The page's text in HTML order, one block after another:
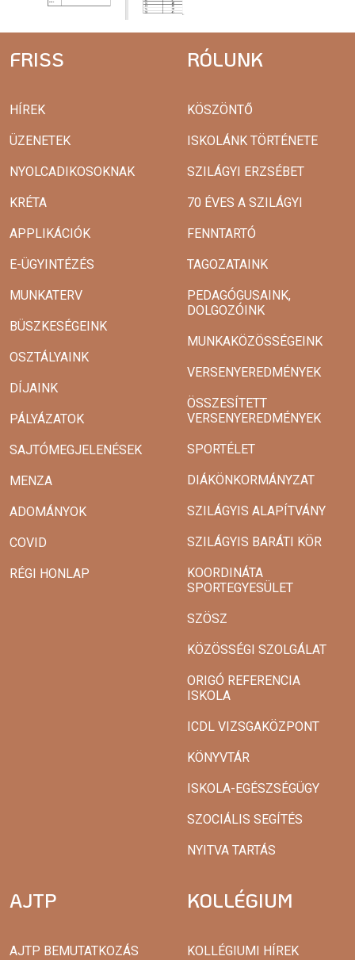
FRISS
HÍREK
ÜZENETEK
NYOLCADIKOSOKNAK
KRÉTA
APPLIKÁCIÓK
E-ÜGYINTÉZÉS
MUNKATERV
BÜSZKESÉGEINK
OSZTÁLYAINK
DÍJAINK
PÁLYÁZATOK
SAJTÓMEGJELENÉSEK
MENZA
ADOMÁNYOK
COVID
RÉGI HONLAP
RÓLUNK
KÖSZÖNTŐ
ISKOLÁNK TÖRTÉNETE
SZILÁGYI ERZSÉBET
70 ÉVES A SZILÁGYI
FENNTARTÓ
TAGOZATAINK
PEDAGÓGUSAINK,
DOLGOZÓINK
MUNKAKÖZÖSSÉGEINK
VERSENYEREDMÉNYEK
ÖSSZESÍTETT
VERSENYEREDMÉNYEK
SPORTÉLET
DIÁKÖNKORMÁNYZAT
SZILÁGYIS ALAPÍTVÁNY
SZILÁGYIS BARÁTI KÖR
KOORDINÁTA
SPORTEGYESÜLET
SZÖSZ
KÖZÖSSÉGI SZOLGÁLAT
ORIGÓ REFERENCIA
ISKOLA
ICDL VIZSGAKÖZPONT
KÖNYVTÁR
ISKOLA-EGÉSZSÉGÜGY
SZOCIÁLIS SEGÍTÉS
NYITVA TARTÁS
AJTP
AJTP BEMUTATKOZÁS
KOLLÉGIUM
KOLLÉGIUMI HÍREK